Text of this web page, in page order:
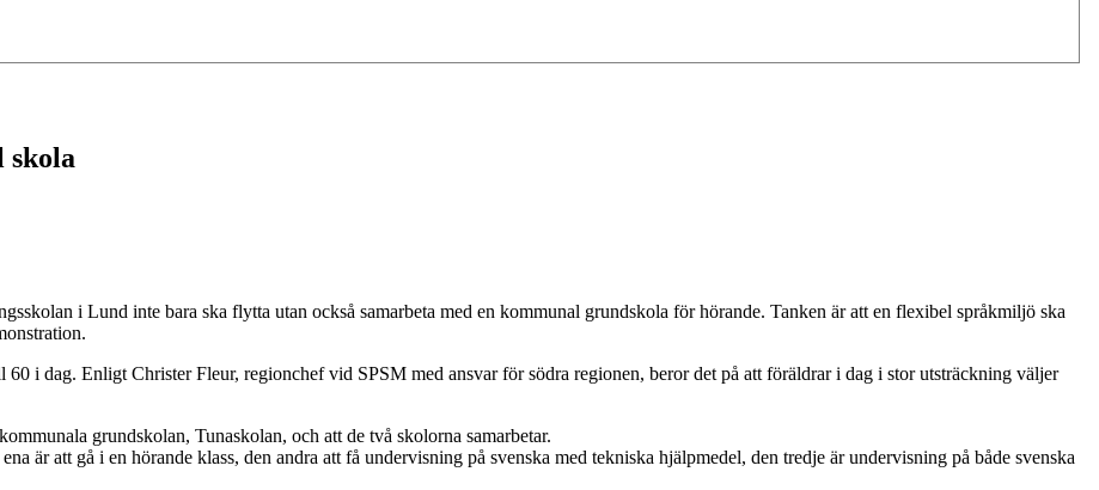
skola
i Lund inte bara ska flytta utan också samarbeta med en kommunal grundskola för hörande. Tanken är att en flexibel språkmiljö ska
i dag. Enligt Christer Fleur, regionchef vid SPSM med ansvar för södra regionen, beror det på att föräldrar i dag i stor utsträckning väljer
grundskolan, Tunaskolan, och att de två skolorna samarbetar.
är att gå i en hörande klass, den andra att få undervisning på svenska med tekniska hjälpmedel, den tredje är undervisning på både svenska